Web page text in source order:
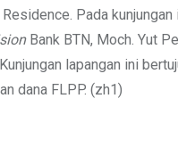
Pada
Bank BTN, Moch. Yut
lapangan ini
dana FLPP. (zh1)